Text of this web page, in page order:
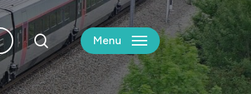
search Menu